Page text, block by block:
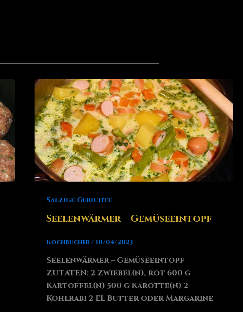
Salzige Gerichte
Seelenwärmer – Gemüseeintopf
Kochbucher/ 10/04/2023
Seelenwärmer – Gemüseeintopf
ZUTATEN: 2 Zwiebel(n), rot 600 g
Kartoffel(n) 500 g Karotte(n) 2
Kohlrabi 2 EL Butter oder Margarine